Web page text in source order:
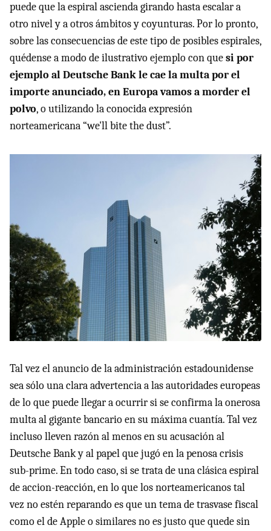
puede que la espiral ascienda girando hasta escalar a
otro nivel y a otros ámbitos y coyunturas. Por lo pronto,
sobre las consecuencias de este tipo de posibles espirales,
quédense a modo de ilustrativo ejemplo con quesi por
ejemplo al Deutsche Bank le cae la multa por el
importe anunciado, en Europa vamos a morder el
polvo, o utilizando la conocida expresión
norteamericana “we'll bite the dust”.
Tal vez el anuncio de la administración estadounidense
sea sólo una clara advertencia a las autoridades europeas
de lo que puede llegar a ocurrir si se confirma la onerosa
multa al gigante bancario en su máxima cuantía. Tal vez
incluso lleven razón al menos en su acusación al
Deutsche Bank y al papel que jugó en la penosa crisis
sub-prime. En todo caso, si se trata de una clásica espiral
de accion-reacción, en lo que los norteamericanos tal
vez no estén reparando es que un tema de trasvase fiscal
como el de Apple o similares no es justo que quede sin